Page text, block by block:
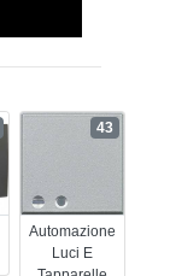
Automazione
Luci E
43